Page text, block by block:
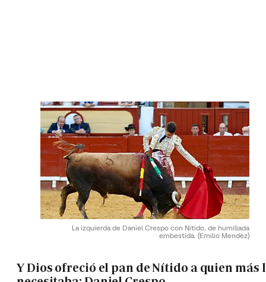
La izquierda de Daniel Crespo con Nitido, de humillada
embestida. (Emilio Mendez)
Y Dios ofreció el pan de Nítido a quien más